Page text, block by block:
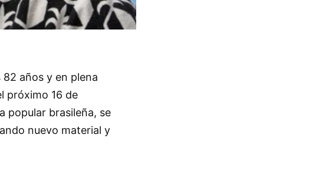
años y en plena
próximo 16 de
popular brasileña, se
nuevo material y